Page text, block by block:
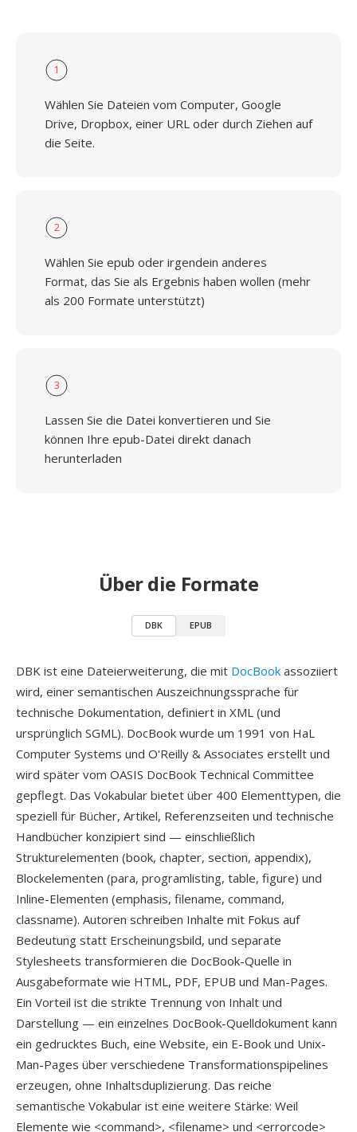
1
Wählen Sie Dateien vom Computer, Google
Drive, Dropbox, einer URL oder durch Ziehen auf
die Seite.
2
Wählen Sie epub oder irgendein anderes
Format, das Sie als Ergebnis haben wollen (mehr
als 200 Formate unterstützt)
3
Lassen Sie die Datei konvertieren und Sie
können Ihre epub-Datei direkt danach
herunterladen
Über die Formate
DBK EPUB
DBK ist eine Dateierweiterung, die mit DocBook assoziiert
wird, einer semantischen Auszeichnungssprache für
technische Dokumentation, definiert in XML (und
ursprünglich SGML). DocBook wurde um 1991 von HaL
Computer Systems und O'Reilly & Associates erstellt und
wird später vom OASIS DocBook Technical Committee
gepflegt. Das Vokabular bietet über 400 Elementtypen, die
speziell für Bücher, Artikel, Referenzseiten und technische
Handbücher konzipiert sind — einschließlich
Strukturelementen (book, chapter, section, appendix),
Blockelementen (para, programlisting, table, figure) und
Inline-Elementen (emphasis, filename, command,
classname). Autoren schreiben Inhalte mit Fokus auf
Bedeutung statt Erscheinungsbild, und separate
Stylesheets transformieren die DocBook-Quelle in
Ausgabeformate wie HTML, PDF, EPUB und Man-Pages.
Ein Vorteil ist die strikte Trennung von Inhalt und
Darstellung — ein einzelnes DocBook-Quelldokument kann
ein gedrucktes Buch, eine Website, ein E-Book und Unix-
Man-Pages über verschiedene Transformationspipelines
erzeugen, ohne Inhaltsduplizierung. Das reiche
semantische Vokabular ist eine weitere Stärke: Weil
Elemente wie <command>, <filename> und <errorcode>